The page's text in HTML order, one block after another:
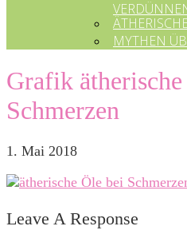
MYTHEN
Grafik
Schmerzen
1. Mai 2018
Leave A Response